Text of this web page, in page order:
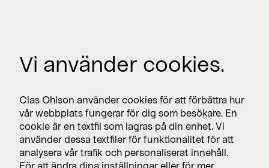
Lediga jobb >
Nyhetsrum >
Prenumerera
Vi använder cookies.
Clas Ohlson använder cookies för att förbättra hur
vår webbplats fungerar för dig som besökare. En
cookie är en textfil som lagras på din enhet. Vi
använder dessa textfiler för funktionalitet för att
analysera vår trafik och personaliserat innehåll.
För att ändra dina inställningar eller för mer